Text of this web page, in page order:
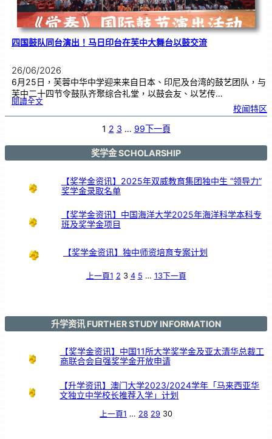
四国鼓队同台演出！马日印台在芙中大舞台以鼓交流
26/06/2026
6月25日，芙蓉中华中学迎来来自日本、印尼及台湾的鼓艺团队，与
芙中二十四节令鼓队齐聚综合礼堂，以鼓会友、以艺传…
閱讀全文:四
队
日
在
校闻特区
1 2 3 … 99 下一頁
奖学金 SCHOLARSHIP
【奖学金资讯】2025年双威教育集团独中生 “领导力”
奖学金录取名单
【奖学金资讯】中国海洋大学2025年海洋科学本科专
班及奖学金项目
【奖学金资讯】独中师资培育专案计划
上一頁1 2 3 4 5 … 13下一頁
升学资讯 FURTHER STUDY INFORMATION
【奖学金资讯】中国11所大学奖学金及亚太清华总裁工
商联合会自强奖学金开放申请
【升学资讯】澳门大学2023/2024学年「马来西亚华
文独立中学校长推荐入学」计划
上一頁1 … 28 29 30